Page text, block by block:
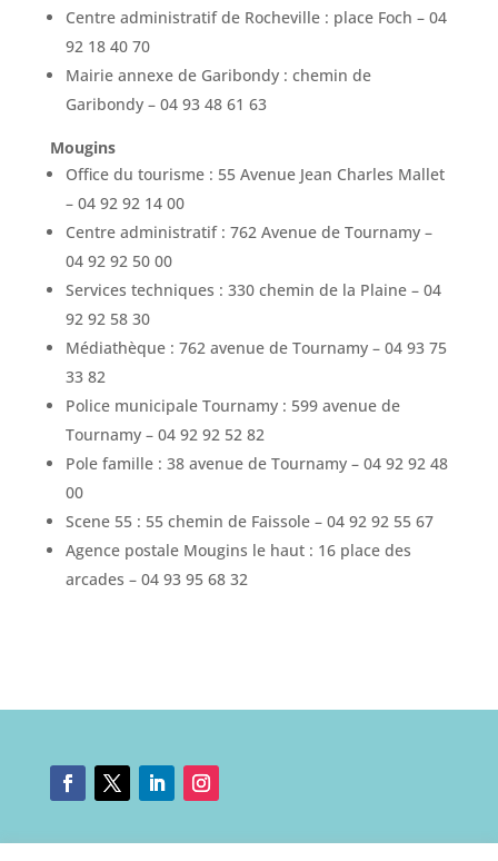
Centre administratif de Rocheville : place Foch – 04
92 18 40 70
Mairie annexe de Garibondy : chemin de
Garibondy – 04 93 48 61 63
Mougins
Office du tourisme : 55 Avenue Jean Charles Mallet
– 04 92 92 14 00
Centre administratif : 762 Avenue de Tournamy –
04 92 92 50 00
Services techniques : 330 chemin de la Plaine – 04
92 92 58 30
Médiathèque : 762 avenue de Tournamy – 04 93 75
33 82
Police municipale Tournamy : 599 avenue de
Tournamy – 04 92 92 52 82
Pole famille : 38 avenue de Tournamy – 04 92 92 48
00
Scene 55 : 55 chemin de Faissole – 04 92 92 55 67
Agence postale Mougins le haut : 16 place des
arcades – 04 93 95 68 32